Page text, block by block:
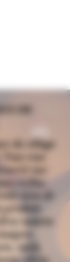
DE
du village
vous
nos
et fins,
rares de
produits
natures
miels,